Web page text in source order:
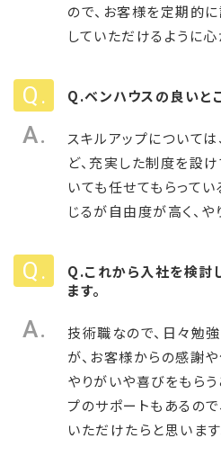
ので、お客様を定期的
していただけるように心
Q.ベンハウスの良いと
スキルアップについて
ど、充実した制度を設
いても任せてもらって
じるが自由度が高く、や
Q.これから入社を検討
ます。
技術職なので、日々勉
が、お客様からの感謝
やりがいや喜びをもらう
プのサポートもあるの
いただけたらと思います